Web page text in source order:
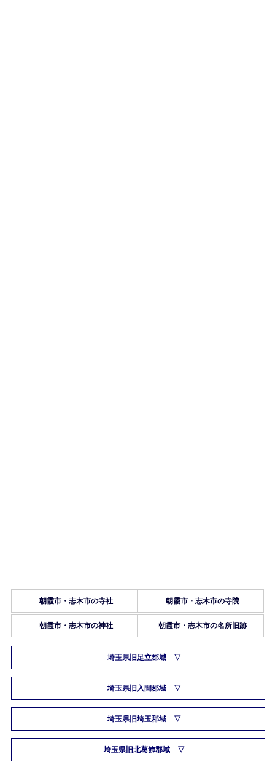
朝霞市・志木市の寺社 朝霞市・志木市の寺院
朝霞市・志木市の神社 朝霞市・志木市の名所旧跡
埼玉県旧足立郡域
埼玉県旧入間郡域
埼玉県旧埼玉郡域
埼玉県旧北葛飾郡域